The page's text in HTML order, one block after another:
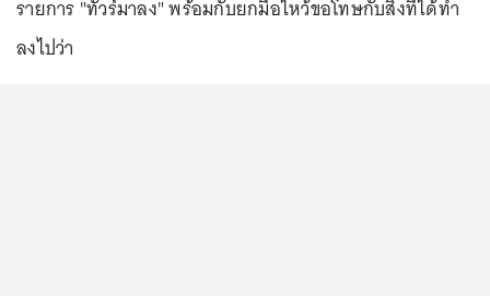
รายการ "ทัวร์มาลง" พร้อมกับยกมือไหว้ขอโทษกับสิ่งที่ได้ทำ
ลงไปว่า